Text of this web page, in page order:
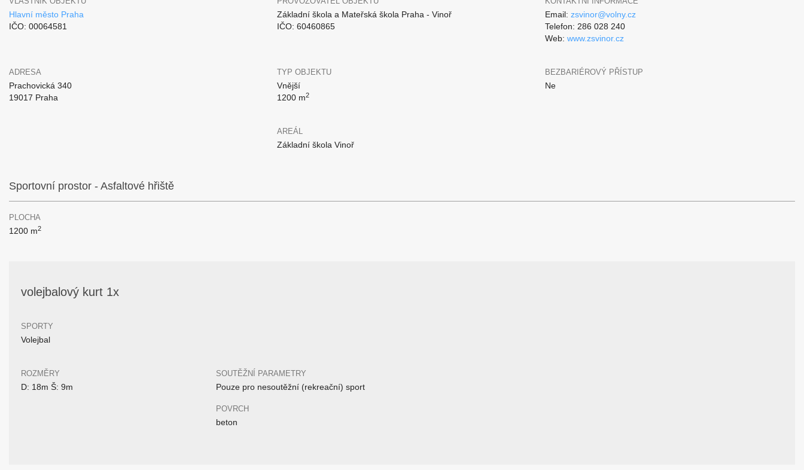
Hlavní město Praha
IČO: 00064581
Základní škola a Mateřská škola Praha - Vinoř
IČO: 60460865
Email: zsvinor@volny.cz
Telefon: 286 028 240
Web: www.zsvinor.cz
ADRESA
Prachovická 340
19017 Praha
TYP OBJEKTU
Vnější
1200 m2
BEZBARIÉROVÝ PŘÍSTUP
Ne
AREÁL
Základní škola Vinoř
Sportovní prostor - Asfaltové hřiště
PLOCHA
1200 m2
volejbalový kurt 1x
SPORTY
Volejbal
ROZMĚRY
D: 18m Š: 9m
SOUTĚŽNÍ PARAMETRY
Pouze pro nesoutěžní (rekreační) sport
POVRCH
beton